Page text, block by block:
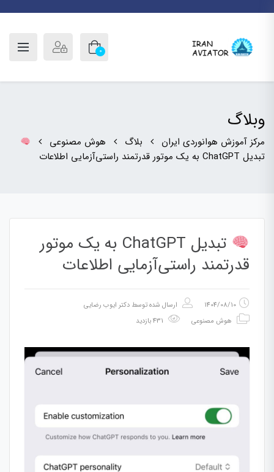
0
وبلاگ
مرکز آموزش هوانوردی ایران بلاگ
هوش مصنوعی
تبدیل ChatGPT به یک موتور قدرتمند راستی‌آزمایی اطلاعات
تبدیل ChatGPT به یک موتور
قدرتمند راستی‌آزمایی اطلاعات
1404/08/10 ارسال شده توسط دکتر ایوب رضایی
هوش مصنوعی